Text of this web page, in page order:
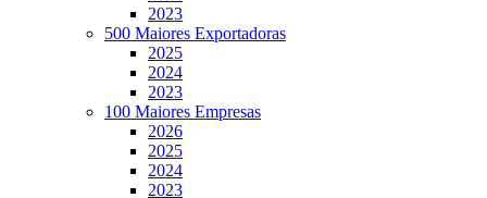
2023
500 Maiores Exportadoras
2025
2024
2023
100 Maiores Empresas
2026
2025
2024
2023